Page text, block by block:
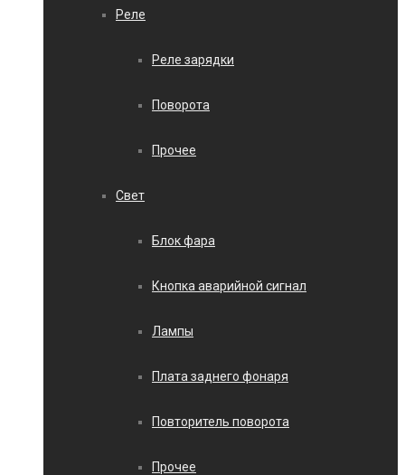
Реле
Реле зарядки
Поворота
Прочее
Свет
Блок фара
Кнопка аварийной сигнал
Лампы
Плата заднего фонаря
Повторитель поворота
Прочее